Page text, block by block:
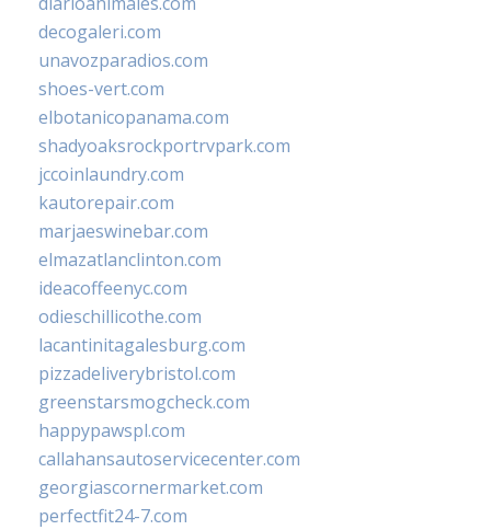
decogaleri.com
unavozparadios.com
shoes-vert.com
elbotanicopanama.com
shadyoaksrockportrvpark.com
jccoinlaundry.com
kautorepair.com
marjaeswinebar.com
elmazatlanclinton.com
ideacoffeenyc.com
odieschillicothe.com
lacantinitagalesburg.com
pizzadeliverybristol.com
greenstarsmogcheck.com
happypawspl.com
callahansautoservicecenter.com
georgiascornermarket.com
perfectfit24-7.com